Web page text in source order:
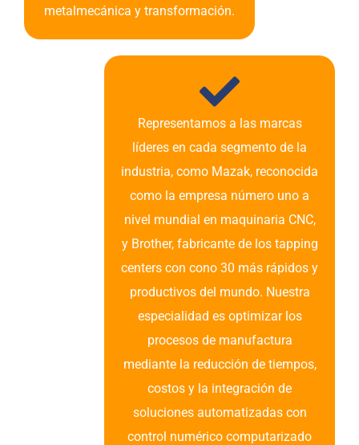
metalmecánica y transformación.
Representamos a las marcas
líderes en cada segmento de la
industria, como Mazak, reconocida
como la empresa número uno a
nivel mundial en maquinaria CNC,
y Brother, fabricante de los tapping
centers con cono 30 más rápidos y
productivos del mundo. Nuestra
especialidad es optimizar los
procesos de manufactura
mediante la reducción de tiempos,
costos y la integración de
soluciones automatizadas con
control numérico computarizado